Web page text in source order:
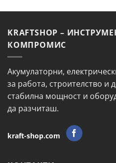
KRAFTSHOP –
КОМПРОМИС
Акумулаторни,
за работа, строителство и
стабилна мощност и
да разчиташ.
kraft-shop.com